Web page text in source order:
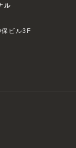
ル
ビル3F